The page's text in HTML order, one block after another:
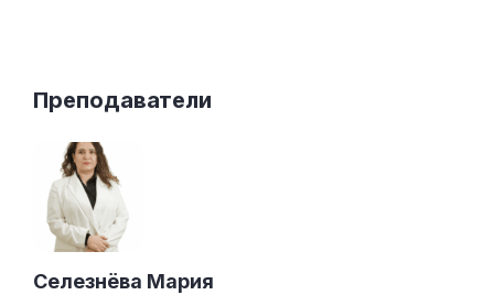
Преподаватели
Селезнёва Мария